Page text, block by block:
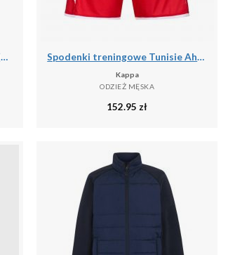
Skarpetki Björn Borg Essential (x10) Spodenki treningowe Tunisie Ahora Pro 7 2024
Kappa
ODZIEŻ MĘSKA
152.95 zł